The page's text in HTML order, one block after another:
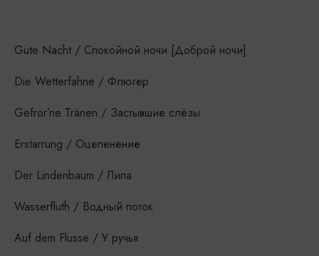
Gute Nacht / Спокойной ночи [Доброй ночи]
Die Wetterfahne / Флюгер
Gefror’ne Tränen / Застывшие слёзы
Erstarrung / Оцепенение
Der Lindenbaum / Липа
Wasserfluth / Водный поток
Auf dem Flusse / У ручья